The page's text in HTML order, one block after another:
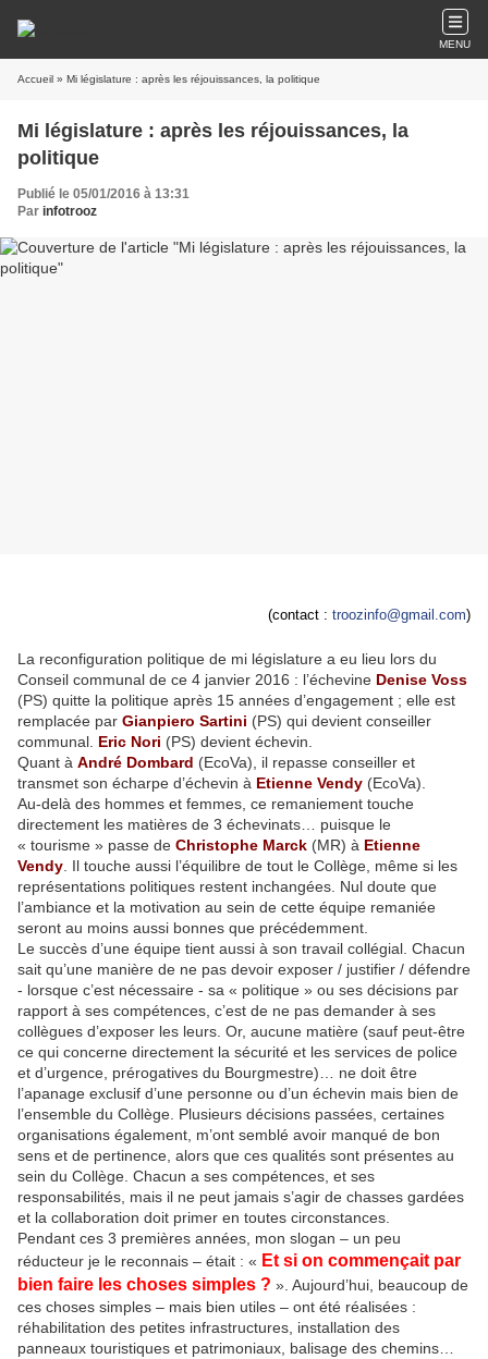
MENU
Accueil » Mi législature : après les réjouissances, la politique
Mi législature : après les réjouissances, la
politique
Publié le 05/01/2016 à 13:31
Par infotrooz
(contact : troozinfo@gmail.com)
La reconfiguration politique de mi législature a eu lieu lors du
Conseil communal de ce 4 janvier 2016 : l’échevine Denise Voss
(PS) quitte la politique après 15 années d’engagement ; elle est
remplacée par Gianpiero Sartini (PS) qui devient conseiller
communal. Eric Nori (PS) devient échevin.
Quant à André Dombard (EcoVa), il repasse conseiller et
transmet son écharpe d’échevin à Etienne Vendy (EcoVa).
Au-delà des hommes et femmes, ce remaniement touche
directement les matières de 3 échevinats… puisque le
« tourisme » passe de Christophe Marck (MR) à Etienne
Vendy . Il touche aussi l’équilibre de tout le Collège, même si les
représentations politiques restent inchangées. Nul doute que
l’ambiance et la motivation au sein de cette équipe remaniée
seront au moins aussi bonnes que précédemment.
Le succès d’une équipe tient aussi à son travail collégial. Chacun
sait qu’une manière de ne pas devoir exposer / justifier / défendre
- lorsque c’est nécessaire - sa « politique » ou ses décisions par
rapport à ses compétences, c’est de ne pas demander à ses
collègues d’exposer les leurs. Or, aucune matière (sauf peut-être
ce qui concerne directement la sécurité et les services de police
et d’urgence, prérogatives du Bourgmestre)… ne doit être
l’apanage exclusif d’une personne ou d’un échevin mais bien de
l’ensemble du Collège. Plusieurs décisions passées, certaines
organisations également, m’ont semblé avoir manqué de bon
sens et de pertinence, alors que ces qualités sont présentes au
sein du Collège. Chacun a ses compétences, et ses
responsabilités, mais il ne peut jamais s’agir de chasses gardées
et la collaboration doit primer en toutes circonstances.
Pendant ces 3 premières années, mon slogan – un peu
réducteur je le reconnais – était : « Et si on commençait par
bien faire les choses simples ? ». Aujourd’hui, beaucoup de
ces choses simples – mais bien utiles – ont été réalisées :
réhabilitation des petites infrastructures, installation des
panneaux touristiques et patrimoniaux, balisage des chemins…